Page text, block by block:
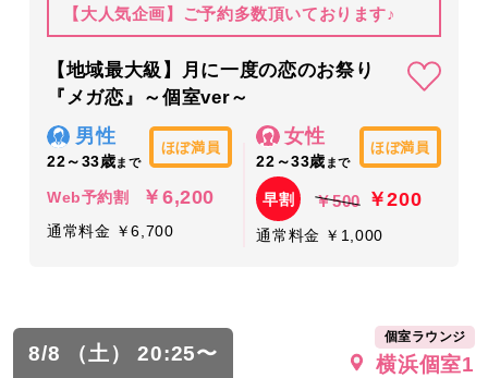
【大人気企画】ご予約多数頂いております♪
【地域最大級】月に一度の恋のお祭り
『メガ恋』～個室ver～
男性
22～33歳まで
ほぼ満員
Web予約割 ￥6,200
通常料金 ￥6,700
女性
22～33歳 まで
ほぼ満員
早割 ￥500 ￥200
通常料金 ￥1,000
8/8 （土） 20:25〜
個室ラウンジ
横浜個室1